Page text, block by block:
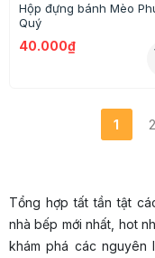
Hộp đựng bánh Mèo
Quý
40.000₫
1 2
Tổng hợp tất tần tật
nhà bếp mới nhất, hot
khám phá các nguyên